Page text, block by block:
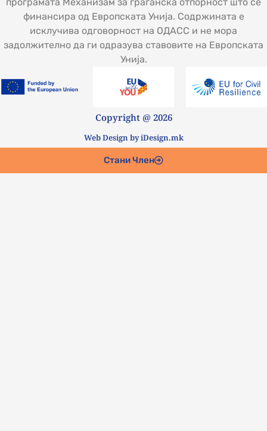
финансира од Европската Унија. Содржината е
исклучива одговорност на ОДАСС и не мора
задолжително да ги одразува ставовите на Европската
Унија.
Copyright @ 2026
Web Design by iDesign.mk
Стани Член